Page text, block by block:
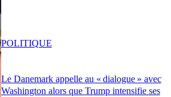
Le Danemark appelle au « dialogue » avec
Washington alors que Trump intensifie ses
POLITIQUE